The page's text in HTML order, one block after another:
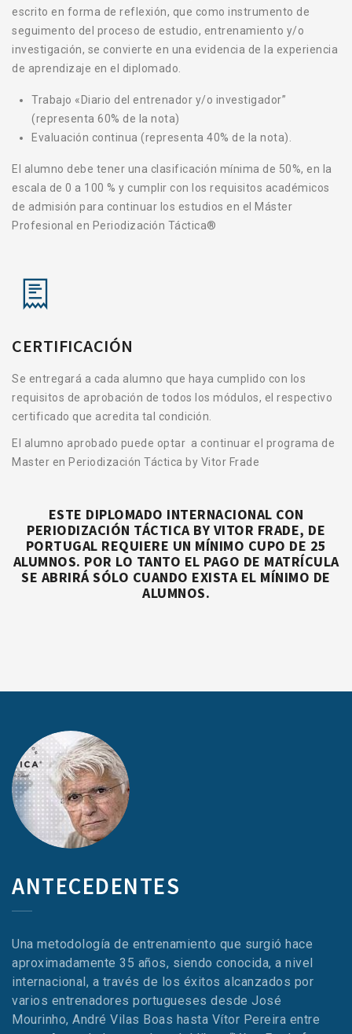
escrito en forma de reflexión, que como instrumento de
seguimento del proceso de estudio, entrenamiento y/o
investigación, se convierte en una evidencia de la experiencia
de aprendizaje en el diplomado.
Trabajo «Diario del entrenador y/o investigador”
(representa 60% de la nota)
Evaluación continua (representa 40% de la nota).
El alumno debe tener una clasificación mínima de 50%, en la
escala de 0 a 100 % y cumplir con los requisitos académicos
de admisión para continuar los estudios en el Máster
Profesional en Periodización Táctica®
CERTIFICACIÓN
Se entregará a cada alumno que haya cumplido con los
requisitos de aprobación de todos los módulos, el respectivo
certificado que acredita tal condición.
El alumno aprobado puede optar a continuar el programa de
Master en Periodización Táctica by Vitor Frade
ESTE DIPLOMADO INTERNACIONAL CON
PERIODIZACIÓN TÁCTICA BY VITOR FRADE, DE
PORTUGAL REQUIERE UN MÍNIMO CUPO DE 25
ALUMNOS. POR LO TANTO EL PAGO DE MATRÍCULA
SE ABRIRÁ SÓLO CUANDO EXISTA EL MÍNIMO DE
ALUMNOS.
ANTECEDENTES
Una metodología de entrenamiento que surgió hace
aproximadamente 35 años, siendo conocida, a nivel
internacional, a través de los éxitos alcanzados por
varios entrenadores portugueses desde José
Mourinho, André Vilas Boas hasta Vítor Pereira entre